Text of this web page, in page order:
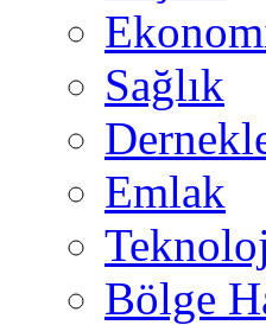
Sağlık
Emlak
Bölge